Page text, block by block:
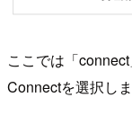
ここでは「
Connectを選択しま